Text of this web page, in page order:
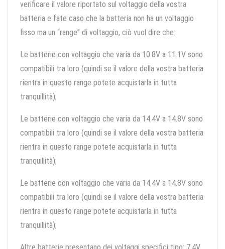
verificare il valore riportato sul voltaggio della vostra
batteria e fate caso che la batteria non ha un voltaggio
fisso ma un “range” di voltaggio, ciò vuol dire che:
Le batterie con voltaggio che varia da 10.8V a 11.1V sono
compatibili tra loro (quindi se il valore della vostra batteria
rientra in questo range potete acquistarla in tutta
tranquillità);
Le batterie con voltaggio che varia da 14.4V a 14.8V sono
compatibili tra loro (quindi se il valore della vostra batteria
rientra in questo range potete acquistarla in tutta
tranquillità);
Le batterie con voltaggio che varia da 14.4V a 14.8V sono
compatibili tra loro (quindi se il valore della vostra batteria
rientra in questo range potete acquistarla in tutta
tranquillità);